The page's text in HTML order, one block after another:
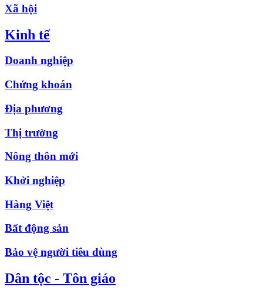
Xã hội
Kinh tế
Doanh nghiệp
Chứng khoán
Địa phương
Thị trường
Nông thôn mới
Khởi nghiệp
Hàng Việt
Bất động sản
Bảo vệ người tiêu dùng
Dân tộc - Tôn giáo